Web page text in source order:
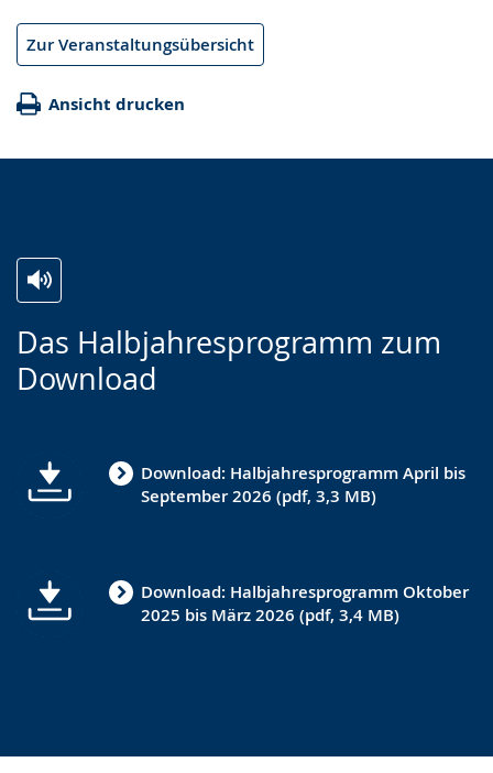
Zur Veranstaltungsübersicht
Ansicht drucken
Das Halbjahresprogramm zum
Download
Leichten
Sprache
Audio-
Unterstützung.
Video
in
wird
angezeigt.
Download: Halbjahresprogramm April bis
September 2026 (pdf, 3,3 MB)
Download: Halbjahresprogramm Oktober
2025 bis März 2026 (pdf, 3,4 MB)